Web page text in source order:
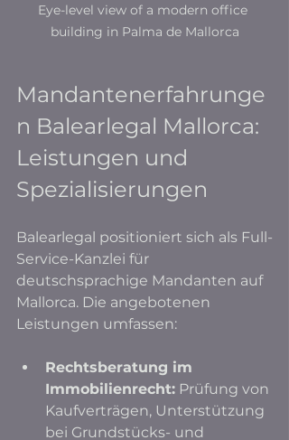
Eye-level view of a modern office
building in Palma de Mallorca
Mandantenerfahrunge
n Balearlegal Mallorca:
Leistungen und
Spezialisierungen
Balearlegal positioniert sich als Full-
Service-Kanzlei für
deutschsprachige Mandanten auf
Mallorca. Die angebotenen
Leistungen umfassen:
Rechtsberatung im
Immobilienrecht: Prüfung von
Kaufverträgen, Unterstützung
bei Grundstücks- und